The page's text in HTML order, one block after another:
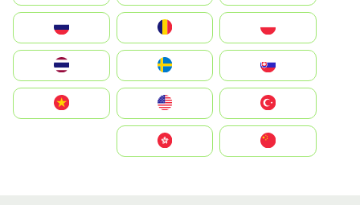
România
Slovensko
United States
Vietnam